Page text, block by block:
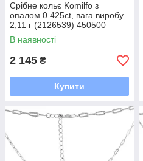
Срібне кольє Komilfo з
опалом 0.425ct, вага виробу
2,11 г (2126539) 450500
розмір
В наявності
2 145 ₴
Купити